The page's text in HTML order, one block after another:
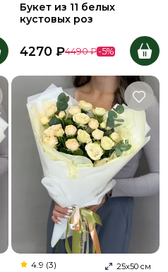
Букет из 11 белых
кустовых роз
4270 ₽4490 ₽-5%
4.9 (3) 25х50 см